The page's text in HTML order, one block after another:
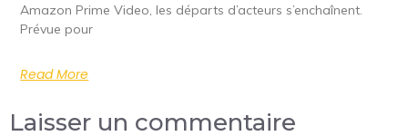
Amazon Prime Video, les départs d’acteurs s’enchaînent.
Prévue pour
Read More
Laisser un commentaire